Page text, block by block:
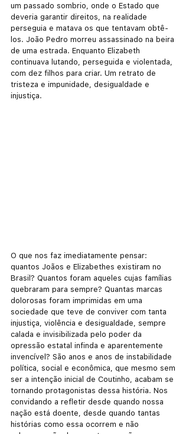
um passado sombrio, onde o Estado que
deveria garantir direitos, na realidade
perseguia e matava os que tentavam obtê-
los. João Pedro morreu assassinado na beira
de uma estrada. Enquanto Elizabeth
continuava lutando, perseguida e violentada,
com dez filhos para criar. Um retrato de
tristeza e impunidade, desigualdade e
injustiça.
O que nos faz imediatamente pensar:
quantos Joãos e Elizabethes existiram no
Brasil? Quantos foram aqueles cujas famílias
quebraram para sempre? Quantas marcas
dolorosas foram imprimidas em uma
sociedade que teve de conviver com tanta
injustiça, violência e desigualdade, sempre
calada e invisibilizada pelo poder da
opressão estatal infinda e aparentemente
invencível? São anos e anos de instabilidade
política, social e econômica, que mesmo sem
ser a intenção inicial de Coutinho, acabam se
tornando protagonistas dessa história. Nos
convidando a refletir desde quando nossa
nação está doente, desde quando tantas
histórias como essa ocorrem e não